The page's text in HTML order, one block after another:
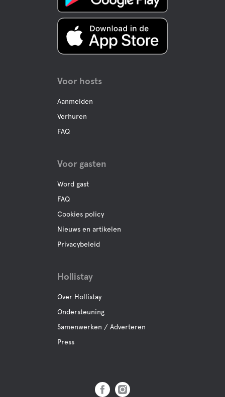
Voor hosts
Aanmelden
Verhuren
FAQ
Voor gasten
Word gast
FAQ
Cookies policy
Nieuws en artikelen
Privacybeleid
Hollistay
Over Hollistay
Ondersteuning
Samenwerken / Adverteren
Press